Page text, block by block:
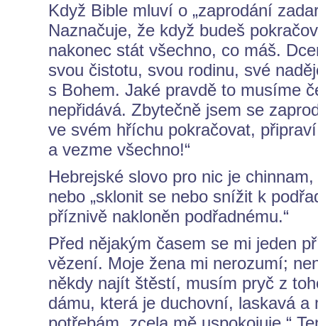
Když Bible mluví o „zaprodání
Naznačuje, že když budeš
nakonec stát všechno, co máš.
svou čistotu, svou rodinu, své
s Bohem. Jaké pravdě to musíme
nepřidává. Zbytečně jsem se
ve svém hříchu pokračovat,
a vezme všechno!“
Hebrejské slovo pro nic je
nebo „sklonit se nebo snížit k
příznivě nakloněn podřadnému.“
Před nějakým časem se mi jeden
vězení. Moje žena mi nerozumí;
někdy najít štěstí, musím pryč z
dámu, která je duchovní, laskavá